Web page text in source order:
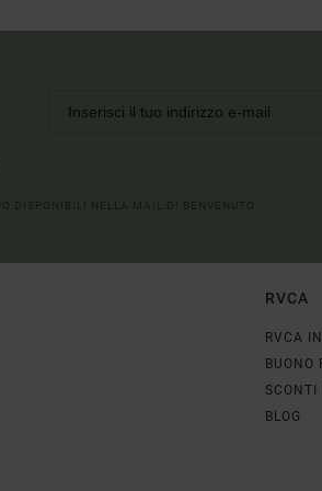
RVCA
RVCA
BUONO
SCONTI
BLOG